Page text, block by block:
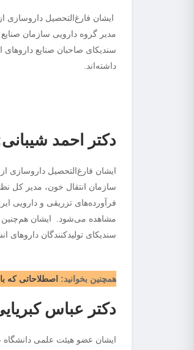
مدیر گروه دارویی سازمان
سندیکای صاحبان صنایع
داشته‌اند.
دکتر احمد
سازمان انتقال خون، مدیر کل
فرآورده‌های تزریقی و دارویی
مشاهده می‌شود. ایشان هم‌چنین
سندیکای تولیدکنندگان داروهای
همچنین بخوانید: اصطلاحاتی که
دکتر عباس
ایشان عضو هیئت علمی دانشگاه